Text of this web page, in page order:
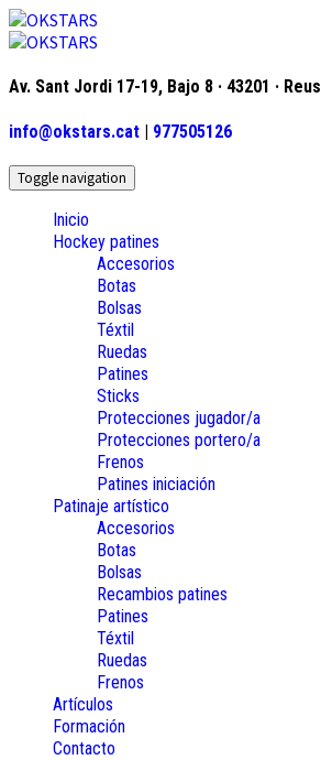
Av. Sant Jordi 17-19, Bajo 8 · 43201 · Reus
info@okstars.cat | 977505126
Toggle navigation
Inicio
Hockey patines
Accesorios
Botas
Bolsas
Téxtil
Ruedas
Patines
Sticks
Protecciones jugador/a
Protecciones portero/a
Frenos
Patines iniciación
Patinaje artístico
Accesorios
Botas
Bolsas
Recambios patines
Patines
Téxtil
Ruedas
Frenos
Artículos
Formación
Contacto